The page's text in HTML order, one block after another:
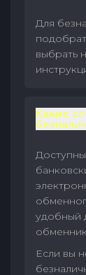
Для
выбрать
Какие
удобный
Если вы